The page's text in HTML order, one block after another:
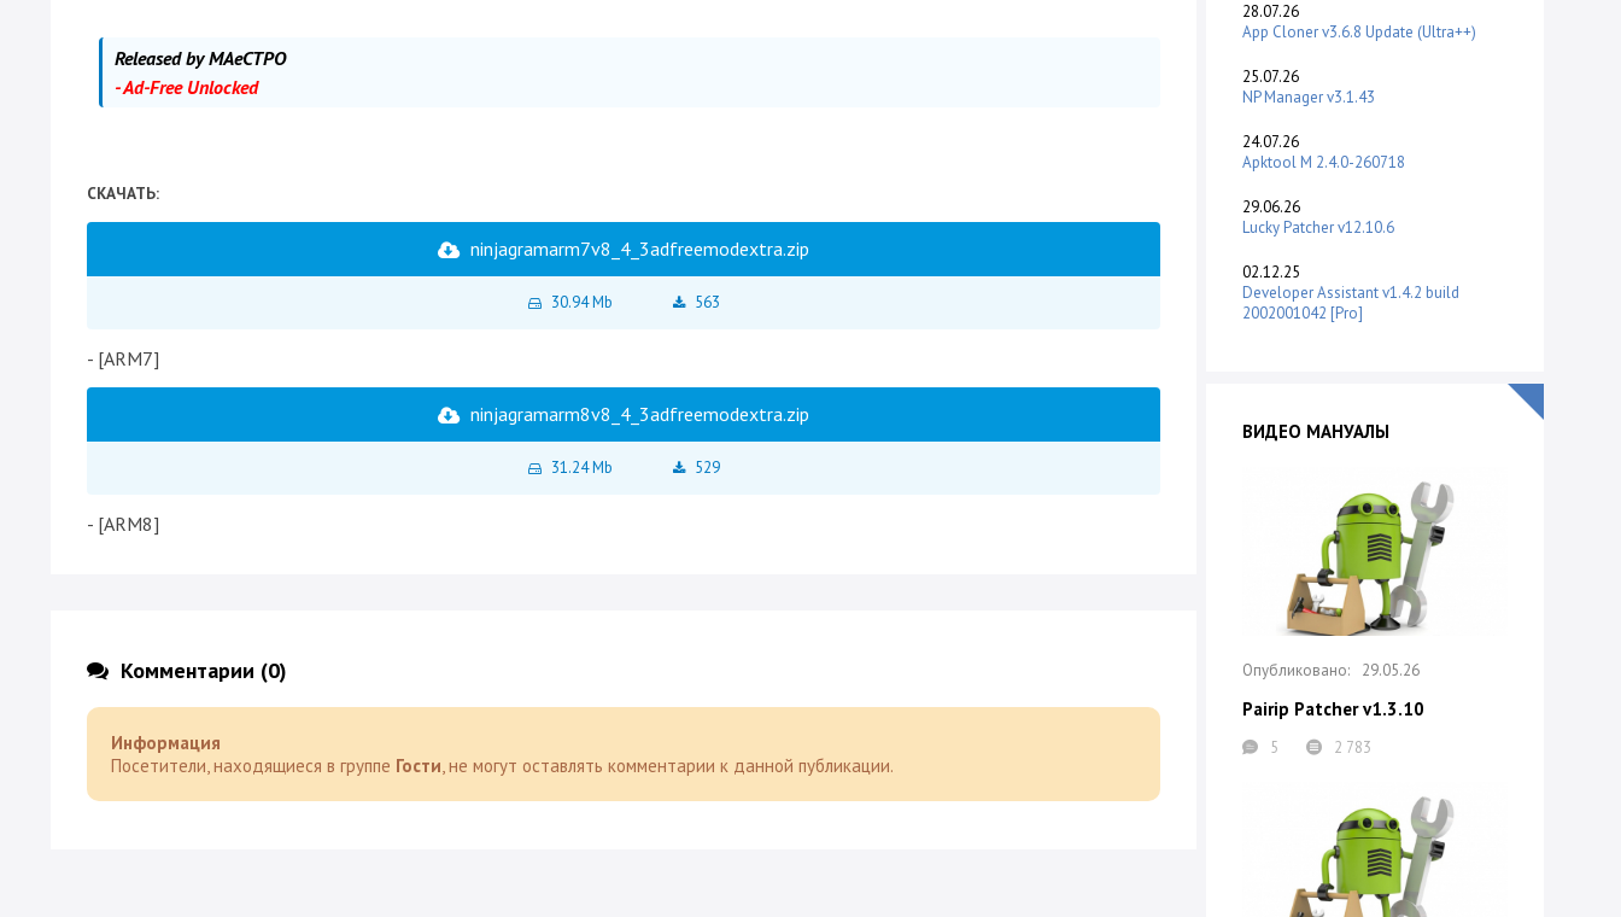
Released by MAeCTPO
- Ad-Free Unlocked
СКАЧАТЬ:
ninjagramarm7v8_4_3adfreemodextra.zip
30.94 Mb 563
- [ARM7]
ninjagramarm8v8_4_3adfreemodextra.zip
31.24 Mb 529
- [ARM8]
Комментарии (0)
Информация
Посетители, находящиеся в группе Гости, не могут оставлять комментарии к данной публикации.
28.07.26
App Cloner v3.6.8 Update (Ultra++)
25.07.26
NP Manager v3.1.43
24.07.26
Apktool M 2.4.0-260718
29.06.26
Lucky Patcher v12.10.6
02.12.25
Developer Assistant v1.4.2 build
2002001042 [Pro]
ВИДЕО МАНУАЛЫ
29.05.26
Pairip Patcher v1.3.10
5 2 783